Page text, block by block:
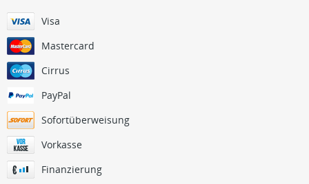
Visa
Mastercard
Cirrus
PayPal
Sofortüberweisung
Vorkasse
Finanzierung